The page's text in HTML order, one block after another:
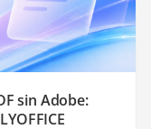
sin Adobe: